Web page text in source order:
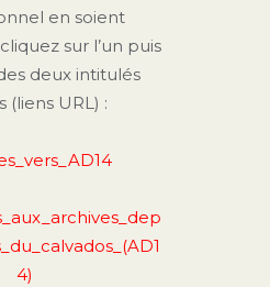
en soient
sur l’un puis
deux intitulés
(liens URL) :
4)